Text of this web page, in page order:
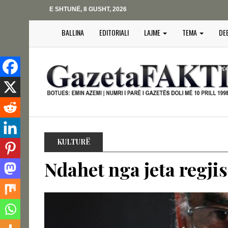
E SHTUNË, 8 GUSHT, 2026
BALLINA EDITORIALI LAJME TEMA
KULTURË
Ndahet nga jeta